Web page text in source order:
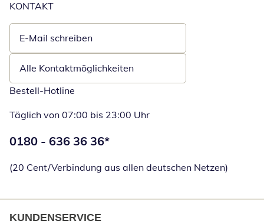
KONTAKT
E-Mail schreiben
Öffnet E-Mail-Client
Alle Kontaktmöglichkeiten
Bestell-Hotline
Täglich von 07:00 bis 23:00 Uhr
Telefonnummer:
0180 - 636 36 36*
(20 Cent/Verbindung aus allen deutschen Netzen)
KUNDENSERVICE